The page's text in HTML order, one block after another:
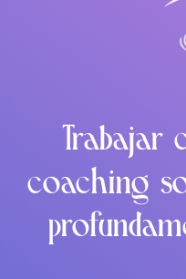
Trabajar
coaching